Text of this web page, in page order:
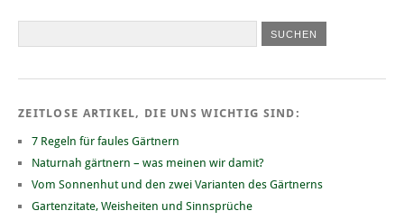
ZEITLOSE ARTIKEL, DIE UNS WICHTIG SIND:
7 Regeln für faules Gärtnern
Naturnah gärtnern – was meinen wir damit?
Vom Sonnenhut und den zwei Varianten des Gärtnerns
Gartenzitate, Weisheiten und Sinnsprüche